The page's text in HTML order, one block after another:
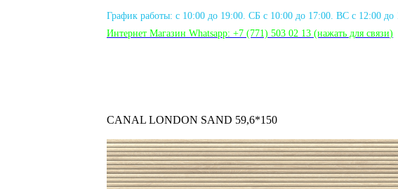
График работы: с 10:00 до 19:00. СБ с 10:00 до 17:00. ВС с 12:00 до
Интернет Магазин Whatsapp: +7 (771) 503 02 13 (нажать для связи)
CANAL LONDON SAND 59,6*150